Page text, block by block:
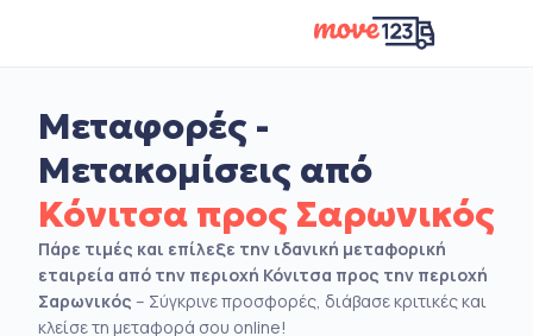
Μεταφορές -
Μετακομίσεις από
Κόνιτσα προς Σαρωνικός
Πάρε τιμές και επίλεξε την ιδανική μεταφορική
εταιρεία από την περιοχή Κόνιτσα προς την περιοχή
Σαρωνικός – Σύγκρινε προσφορές, διάβασε κριτικές και
κλείσε τη μεταφορά σου online!